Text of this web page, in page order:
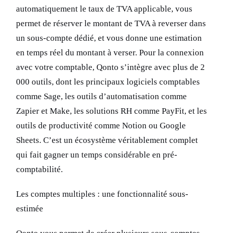
automatiquement le taux de TVA applicable, vous
permet de réserver le montant de TVA à reverser dans
un sous-compte dédié, et vous donne une estimation
en temps réel du montant à verser. Pour la connexion
avec votre comptable, Qonto s’intègre avec plus de 2
000 outils, dont les principaux logiciels comptables
comme Sage, les outils d’automatisation comme
Zapier et Make, les solutions RH comme PayFit, et les
outils de productivité comme Notion ou Google
Sheets. C’est un écosystème véritablement complet
qui fait gagner un temps considérable en pré-
comptabilité.
Les comptes multiples : une fonctionnalité sous-
estimée